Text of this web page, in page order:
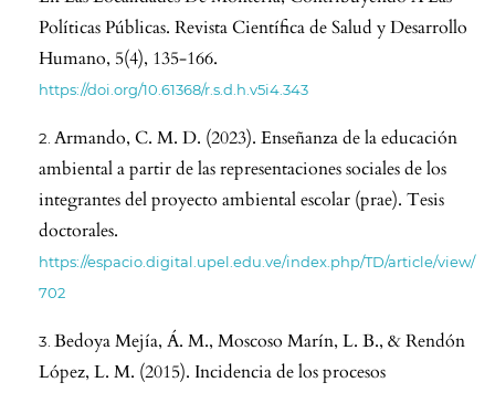
Políticas Públicas. Revista Científica de Salud y Desarrollo
Humano, 5(4), 135-166.
https://doi.org/10.61368/r.s.d.h.v5i4.343
Armando, C. M. D. (2023). Enseñanza de la educación
ambiental a partir de las representaciones sociales de los
integrantes del proyecto ambiental escolar (prae). Tesis
doctorales.
https://espacio.digital.upel.edu.ve/index.php/TD/article/view/
702
Bedoya Mejía, Á. M., Moscoso Marín, L. B., & Rendón
López, L. M. (2015). Incidencia de los procesos